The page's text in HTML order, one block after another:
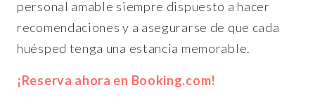
personal amable siempre dispuesto a hacer
recomendaciones y a asegurarse de que cada
huésped tenga una estancia memorable.
¡Reserva ahora en Booking.com!